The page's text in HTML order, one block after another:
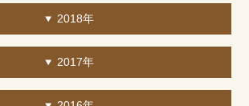
2018年
2017年